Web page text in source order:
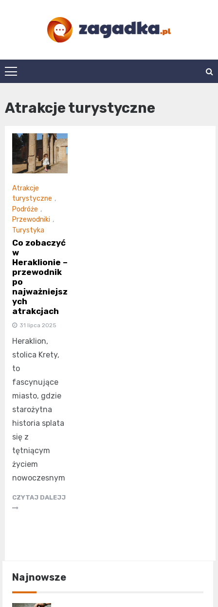
zagadka.pl
Atrakcje turystyczne
Atrakcje
turystyczne ,
Podróże ,
Przewodniki ,
Turystyka
Co zobaczyć
w
Heraklionie –
przewodnik
po
najważniejsz
ych
atrakcjach
31 lipca 2025
Heraklion,
stolica Krety,
to
fascynujące
miasto, gdzie
starożytna
historia splata
się z
tętniącym
życiem
nowoczesnym
CZYTAJ DALEJJ
Najnowsze